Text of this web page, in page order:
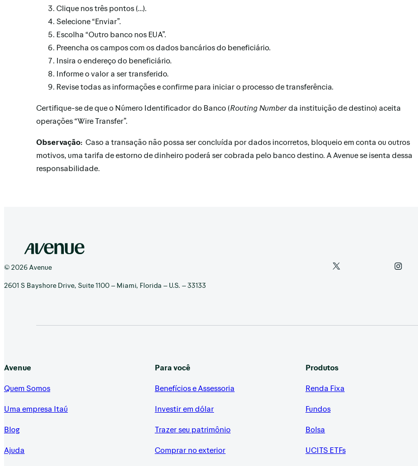
Clique nos três pontos (…).
Selecione “Enviar”.
Escolha “Outro banco nos EUA”.
Preencha os campos com os dados bancários do beneficiário.
Insira o endereço do beneficiário.
Informe o valor a ser transferido.
Revise todas as informações e confirme para iniciar o processo de transferência.
Certifique-se de que o Número Identificador do Banco (Routing Numberda instituição de destino) aceita
operações “Wire Transfer”.
Observação: Caso a transação não possa ser concluída por dados incorretos, bloqueio em conta ou outros
motivos, uma tarifa de estorno de dinheiro poderá ser cobrada pelo banco destino. A Avenue se isenta dessa
responsabilidade.
© 2026 Avenue
2601 S Bayshore Drive, Suite 1100 – Miami, Florida – U.S. – 33133
Avenue
Quem Somos
Uma empresa Itaú
Blog
Ajuda
Para você
Benefícios e Assessoria
Investir em dólar
Trazer seu patrimônio
Comprar no exterior
Produtos
Renda Fixa
Fundos
Bolsa
UCITS ETFs